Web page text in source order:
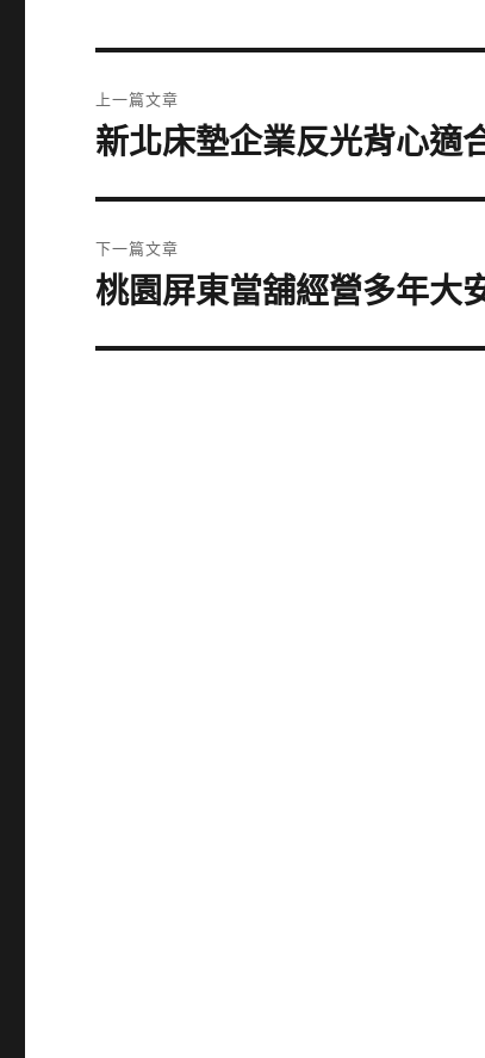
章
上一篇文章
上
篇
章:
新北床墊企業反光背心適
下一篇文章
下
篇
桃園屏東當舖經營多年大